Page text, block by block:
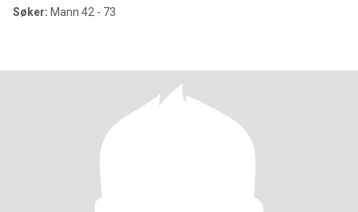
Søker: Mann 42 - 73